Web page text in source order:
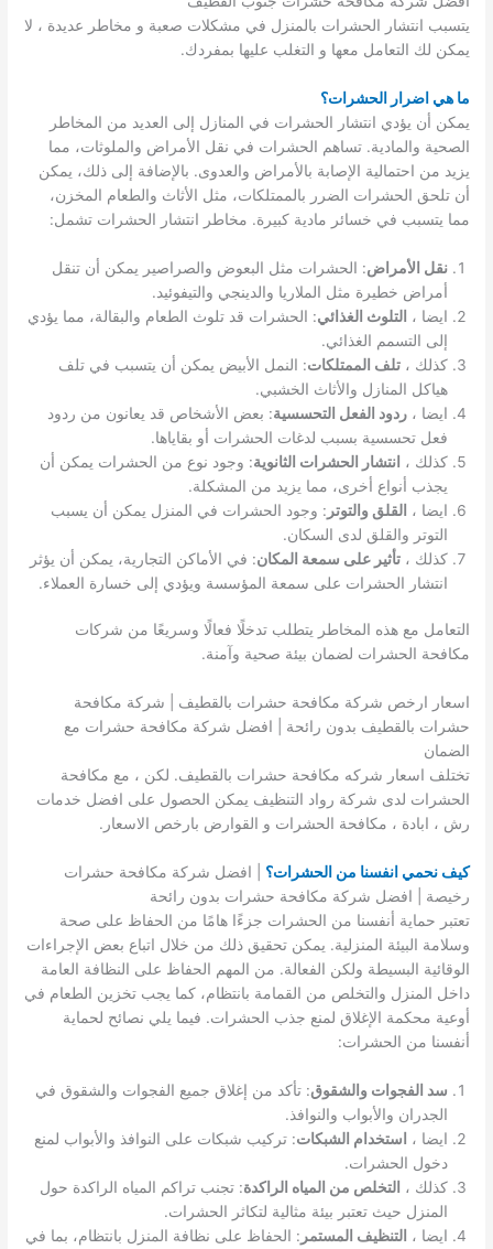
يتسبب انتشار الحشرات بالمنزل في مشكلات صعبة و مخاطر عديدة ، لا
يمكن لك التعامل معها و التغلب عليها بمفردك.
ما هي اضرار الحشرات؟
يمكن أن يؤدي انتشار الحشرات في المنازل إلى العديد من المخاطر
الصحية والمادية. تساهم الحشرات في نقل الأمراض والملوثات، مما
يزيد من احتمالية الإصابة بالأمراض والعدوى. بالإضافة إلى ذلك، يمكن
أن تلحق الحشرات الضرر بالممتلكات، مثل الأثاث والطعام المخزن،
مما يتسبب في خسائر مادية كبيرة. مخاطر انتشار الحشرات تشمل:
نقل الأمراض: الحشرات مثل البعوض والصراصير يمكن أن تنقل
أمراض خطيرة مثل الملاريا والدينجي والتيفوئيد.
ايضا ، التلوث الغذائي: الحشرات قد تلوث الطعام والبقالة، مما يؤدي
إلى التسمم الغذائي.
كذلك ،تلف الممتلكات: النمل الأبيض يمكن أن يتسبب في تلف
هياكل المنازل والأثاث الخشبي.
ايضا ،ردود الفعل التحسسية: بعض الأشخاص قد يعانون من ردود
فعل تحسسية بسبب لدغات الحشرات أو بقاياها.
كذلك ، انتشار الحشرات الثانوية: وجود نوع من الحشرات يمكن أن
يجذب أنواع أخرى، مما يزيد من المشكلة.
ايضا ، القلق والتوتر : وجود الحشرات في المنزل يمكن أن يسبب
التوتر والقلق لدى السكان.
كذلك ،تأثير على سمعة المكان: في الأماكن التجارية، يمكن أن يؤثر
انتشار الحشرات على سمعة المؤسسة ويؤدي إلى خسارة العملاء.
التعامل مع هذه المخاطر يتطلب تدخلًا فعالًا وسريعًا من شركات
مكافحة الحشرات لضمان بيئة صحية وآمنة.
اسعار ارخص شركة مكافحة حشرات بالقطيف | شركة مكافحة
حشرات بالقطيف بدون رائحة | افضل شركة مكافحة حشرات مع
الضمان
تختلف اسعار شركه مكافحة حشرات بالقطيف. لكن ، مع مكافحة
الحشرات لدى شركة رواد التنظيف يمكن الحصول على افضل خدمات
رش ، ابادة ، مكافحة الحشرات و القوارض بارخص الاسعار.
كيف نحمي انفسنا من الحشرات؟ | افضل شركة مكافحة حشرات
رخيصة | افضل شركة مكافحة حشرات بدون رائحة
تعتبر حماية أنفسنا من الحشرات جزءًا هامًا من الحفاظ على صحة
وسلامة البيئة المنزلية. يمكن تحقيق ذلك من خلال اتباع بعض الإجراءات
الوقائية البسيطة ولكن الفعالة. من المهم الحفاظ على النظافة العامة
داخل المنزل والتخلص من القمامة بانتظام، كما يجب تخزين الطعام في
أوعية محكمة الإغلاق لمنع جذب الحشرات. فيما يلي نصائح لحماية
أنفسنا من الحشرات:
سد الفجوات والشقوق: تأكد من إغلاق جميع الفجوات والشقوق في
الجدران والأبواب والنوافذ.
ايضا ،
استخدام الشبكات: تركيب شبكات على النوافذ والأبواب لمنع
دخول الحشرات.
كذلك ، التخلص من المياه الراكدة: تجنب تراكم المياه الراكدة حول
المنزل حيث تعتبر بيئة مثالية لتكاثر الحشرات.
ايضا ، التنظيف المستمر : الحفاظ على نظافة المنزل بانتظام، بما في